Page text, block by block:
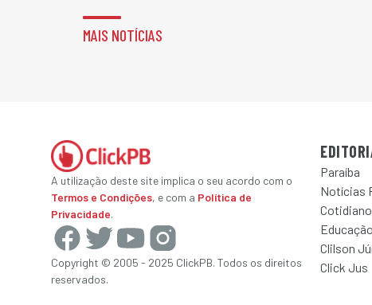
MAIS NOTÍCIAS
A utilização deste site implica o seu acordo com o
Termos e Condições, e com a Política de
Privacidade.
Copyright © 2005 - 2025 ClickPB. Todos os direitos
reservados.
Paraíba
Notícias
Cotidiano
Educação
Clilson
Click Jus